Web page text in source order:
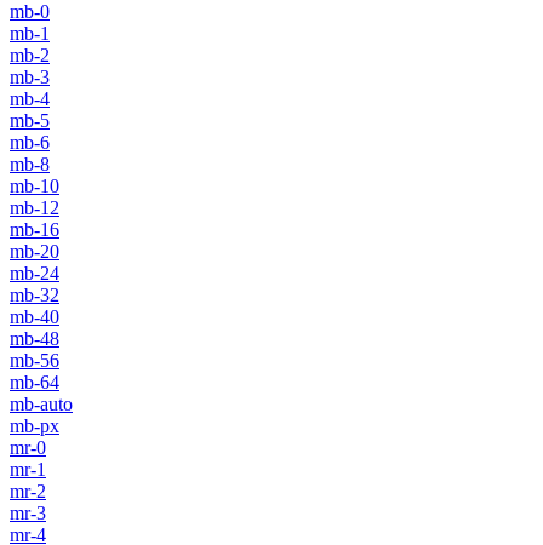
mb-0
mb-1
mb-2
mb-3
mb-4
mb-5
mb-6
mb-8
mb-10
mb-12
mb-16
mb-20
mb-24
mb-32
mb-40
mb-48
mb-56
mb-64
mb-auto
mb-px
mr-0
mr-1
mr-2
mr-3
mr-4